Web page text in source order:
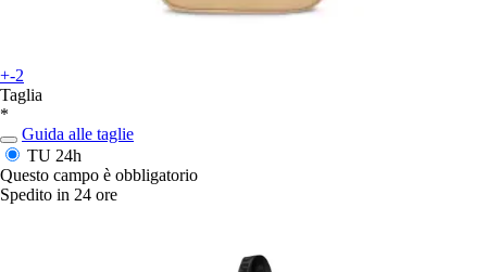
+-2
Taglia
*
Guida alle taglie
TU 24h
Questo campo è obbligatorio
Spedito in 24 ore